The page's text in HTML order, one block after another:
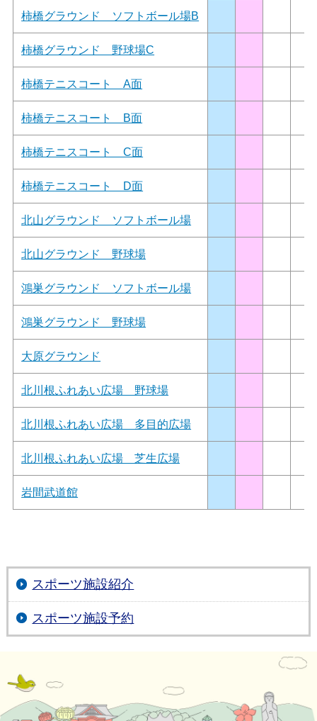
柿橋グラウンド ソフトボール場B
柿橋グラウンド 野球場C
柿橋テニスコート A面
柿橋テニスコート B面
柿橋テニスコート C面
柿橋テニスコート D面
北山グラウンド ソフトボール場
北山グラウンド 野球場
鴻巣グラウンド ソフトボール場
鴻巣グラウンド 野球場
大原グラウンド
北川根ふれあい広場 野球場
北川根ふれあい広場 多目的広場
北川根ふれあい広場 芝生広場
岩間武道館
スポーツ施設紹介
スポーツ施設予約